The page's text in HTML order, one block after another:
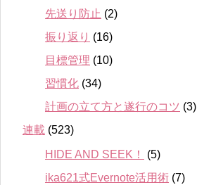
先送り防止 (2)
振り返り (16)
目標管理 (10)
習慣化 (34)
計画の立て方と遂行のコツ (3)
連載 (523)
HIDE AND SEEK！
(5)
ika621式Evernote活用術 (7)